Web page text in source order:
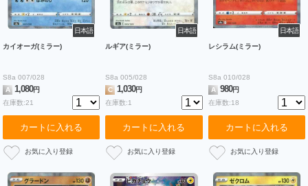
日本語
カイオーガ(ミラー)
S8a 007/028
A
1,080円
在庫数:21
カートに入れる
日本語
ルギア(ミラー)
S8a 005/028
C
1,030円
在庫数:1
カートに入れる
日本語
レシラム(ミラー)
S8a 010/028
A 980円
在庫数:18
カートに入れる